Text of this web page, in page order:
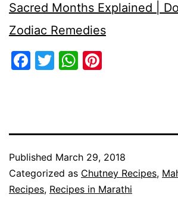
Sacred Months Explained |
Zodiac Remedies
Facebook
TwitterWhatsApp
Published March 29, 2018
Categorized as Chutney Recipes,
Recipes, Recipes in Marathi